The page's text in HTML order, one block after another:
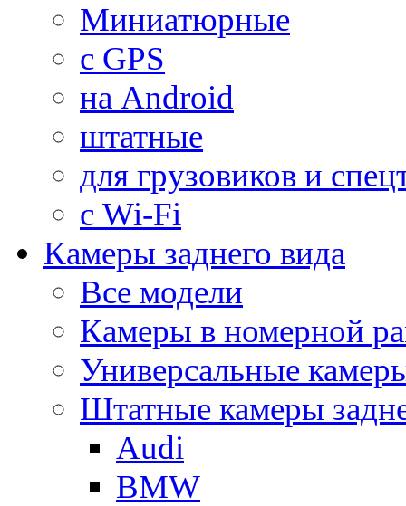
Миниатюрные
с GPS
на Android
штатные
для грузовиков и
с Wi-Fi
Камеры заднего вида
Все модели
Камеры в номерной
Универсальные
Штатные камеры
Audi
BMW